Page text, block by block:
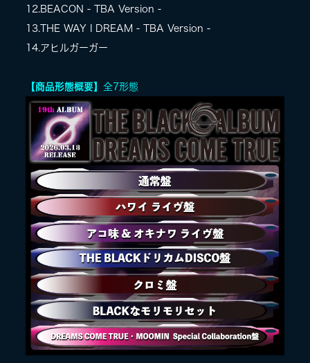
12.BEACON - TBA Version -
13.THE WAY I DREAM - TBA Version -
14.アヒルガーガー
【商品形態概要】 全7形態